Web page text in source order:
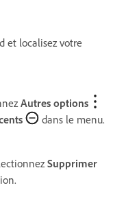
et localisez votre
Autres options
dans le menu.
Supprimer